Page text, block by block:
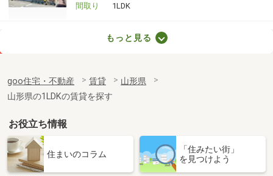
間取り
1LDK
山形県寒河江市大字日田
専有面積
56.89m²
間取り
山形県山形市西田４丁目
価 格
4.50万円
山形県山形市西田４丁目
もっと見る
goo住宅・不動産 賃貸
山形県
山形県の1LDKの賃貸を探す
お役立ち情報
住まいのコラム
「住みたい街」
を見つけよう